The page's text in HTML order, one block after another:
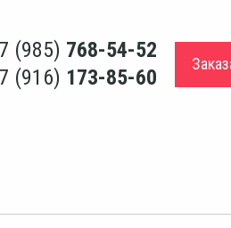
(985) 768-54-52
(916) 173-85-60